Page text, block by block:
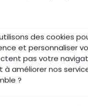
mineurs de moins de
la vente en ligne.
des cookies
et personnaliser
pas votre
à améliorer nos
?